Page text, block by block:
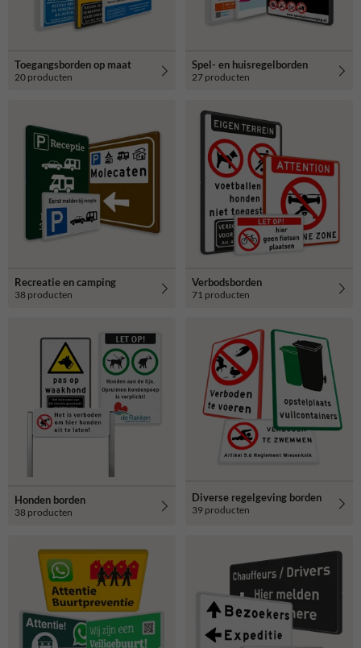
Toegangsborden op maat
20 producten
Spel- en huisregelborden
27 producten
Recreatie en camping
38 producten
Verbodsborden
71 producten
Honden borden
38 producten
Diverse regelgeving borden
39 producten